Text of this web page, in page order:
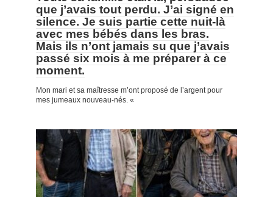
que j’avais tout perdu. J’ai signé en
silence. Je suis partie cette nuit-là
avec mes bébés dans les bras.
Mais ils n’ont jamais su que j’avais
passé six mois à me préparer à ce
moment.
Mon mari et sa maîtresse m’ont proposé de l’argent pour
mes jumeaux nouveau-nés. «